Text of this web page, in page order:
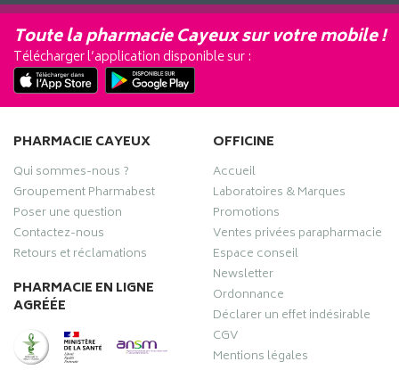
Toute la pharmacie Cayeux sur votre mobile !
Télécharger l’application disponible sur :
PHARMACIE CAYEUX
Qui sommes-nous ?
Groupement Pharmabest
Poser une question
Contactez-nous
Retours et réclamations
PHARMACIE EN LIGNE
AGRÉÉE
OFFICINE
Accueil
Laboratoires & Marques
Promotions
Ventes privées parapharmacie
Espace conseil
Newsletter
Ordonnance
Déclarer un effet indésirable
CGV
Mentions légales